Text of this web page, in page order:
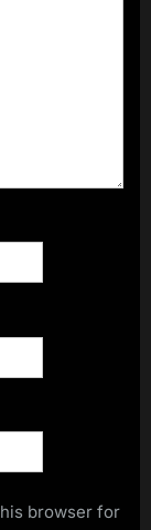
browser for